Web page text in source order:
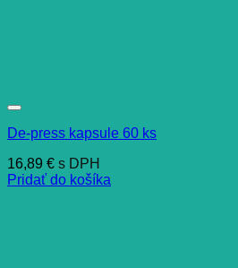
De-press kapsule 60 ks
16,89 € s DPH
Pridať do košíka